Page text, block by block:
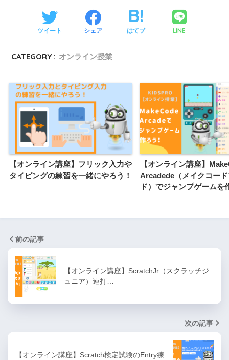
ツイート シェア はてブ LINE
CATEGORY : オンライン授業
【オンライン講座】フリック入力や
タイピングの練習を一緒にやろう！
【オンライン講座】
Arcadede（メイクコー
ド）でジャンプゲームを
前の記事
【オンライン講座】ScratchJr（スクラッチジ
ュニア）連打…
次の記事
【オンライン講座】Scratch検定試験のEntry練